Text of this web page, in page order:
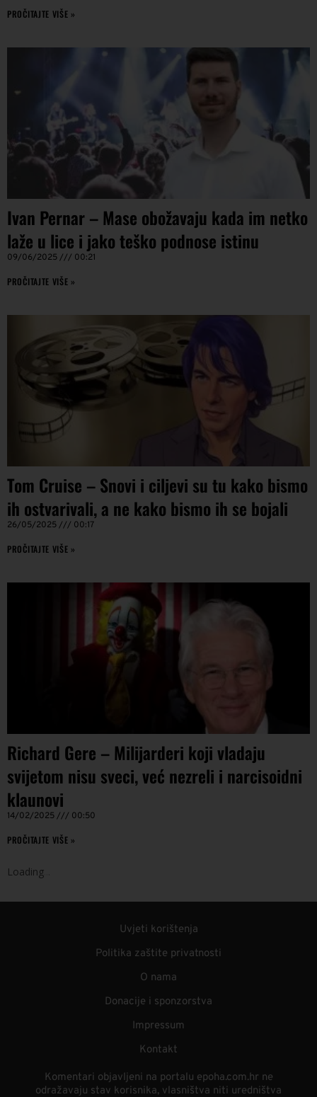
PROČITAJTE VIŠE »
Ivan Pernar – Mase obožavaju kada im netko
laže u lice i jako teško podnose istinu
09/06/2025 00:21
PROČITAJTE VIŠE »
Tom Cruise – Snovi i ciljevi su tu kako bismo
ih ostvarivali, a ne kako bismo ih se bojali
26/05/2025 00:17
PROČITAJTE VIŠE »
Richard Gere – Milijarderi koji vladaju
svijetom nisu sveci, već nezreli i narcisoidni
klaunovi
14/02/2025 00:50
PROČITAJTE VIŠE »
Loading
Uvjeti korištenja
Politika zaštite privatnosti
O nama
Donacije i sponzorstva
Impressum
Kontakt
Komentari objavljeni na portalu epoha.com.hr ne
odražavaju stav korisnika, vlasništva niti uredništva